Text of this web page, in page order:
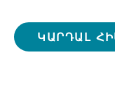
ԿԱՐԴԱԼ